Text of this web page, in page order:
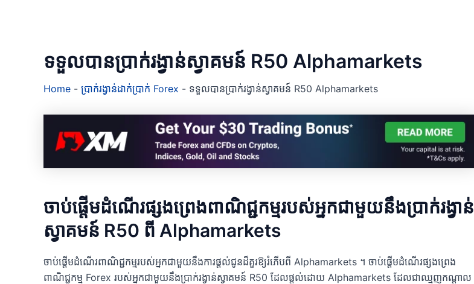
ទទួលបានប្រាក់រង្វាន់ស្វាគមន៍ R50 Alphamarkets
Home - ប្រាក់រង្វាន់ដាក់ប្រាក់ Forex - ទទួលបានប្រាក់រង្វាន់ស្វាគមន៍ R50 Alphamarkets
ចាប់ផ្តើមដំណើរផ្សងព្រេងពាណិជ្ជកម្មរបស់អ្នកជាមួយនឹងប្រាក់រង្វាន់
ស្វាគមន៍ R50 ពី Alphamarkets
ចាប់ផ្តើមដំណើរពាណិជ្ជកម្មរបស់អ្នកជាមួយនឹងការផ្តល់ជូនដ៏គួរឱ្យរំភើបពី Alphamarkets ។ ចាប់ផ្តើមដំណើរផ្សងព្រេង
ពាណិជ្ជកម្ម Forex របស់អ្នកជាមួយនឹងប្រាក់រង្វាន់ស្វាគមន៍ R50 ដែលផ្តល់ដោយ Alphamarkets ដែលជាឈ្មួញកណ្តាល